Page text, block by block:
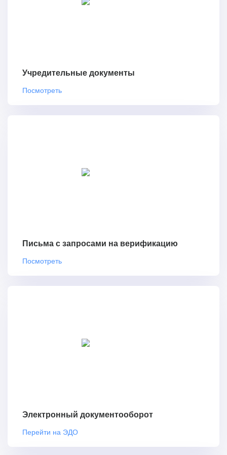
Учредительные документы
Посмотреть
Письма с запросами на верификацию
Посмотреть
Электронный документооборот
Перейти на ЭДО